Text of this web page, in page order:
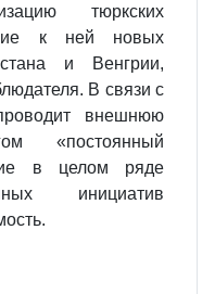
тюркских
к ней новых
и Венгрии,
В связи с
внешнюю
«постоянный
в целом ряде
инициатив